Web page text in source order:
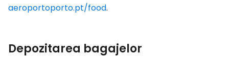
aeroportoporto.pt/food.
Depozitarea bagajelor